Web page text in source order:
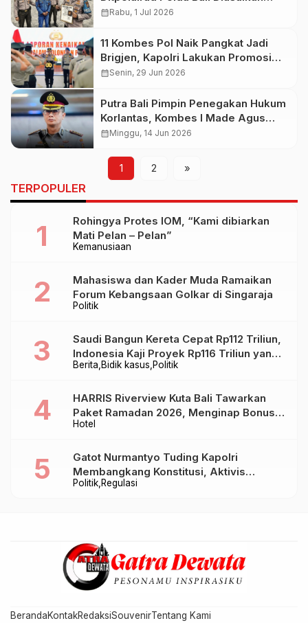
Dipecat dari Polri
calendar_monthRabu, 1 Jul 2026
11 Kombes Pol Naik Pangkat Jadi
Brigjen, Kapolri Lakukan Promosi
Besar terhadap 1.121 Personel Polri
calendar_monthSenin, 29 Jun 2026
Putra Bali Pimpin Penegakan Hukum
Korlantas, Kombes I Made Agus
Prasatya Resmi Jabat Dirgakkum
calendar_monthMinggu, 14 Jun 2026
1 2 »
TERPOPULER
Kemanusiaan
Rohingya Protes IOM, “Kami dibiarkan
Mati Pelan – Pelan”
Politik
Mahasiswa dan Kader Muda Ramaikan
Forum Kebangsaan Golkar di Singaraja
Berita Bidik kasus Politik
Saudi Bangun Kereta Cepat Rp112 Triliun,
Indonesia Kaji Proyek Rp116 Triliun yang
Baru Sampai Bandung
Hotel
HARRIS Riverview Kuta Bali Tawarkan
Paket Ramadan 2026, Menginap Bonus
Takjil hingga Bukber Mulai Rp88.888
Politik Regulasi
Gatot Nurmantyo Tuding Kapolri
Membangkang Konstitusi, Aktivis
Tegaskan Polri Tak Punya Sejarah
BerandaKontakRedaksiSouvenirTentang Kami